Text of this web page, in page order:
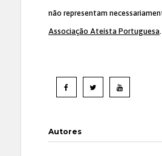
não representam
Associação Ateísta Portuguesa.
Autores